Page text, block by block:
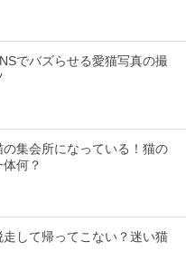
でバズらせる愛猫写真の撮
の集会所になっている！猫の
何？
して帰ってこない？迷い猫